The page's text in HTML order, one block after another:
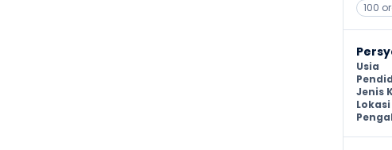
100
Usia
Jenis
Lokasi